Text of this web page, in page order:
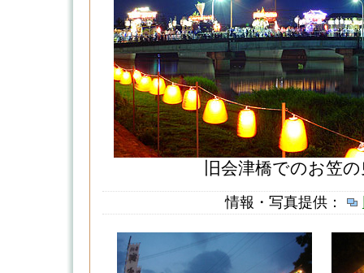
旧会津橋でのお笠
情報・写真提供：